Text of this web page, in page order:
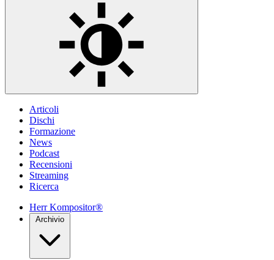
Articoli
Dischi
Formazione
News
Podcast
Recensioni
Streaming
Ricerca
Herr Kompositor®
Archivio